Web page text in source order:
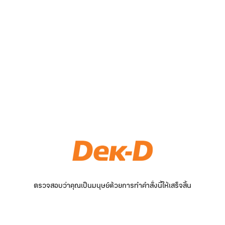
ตรวจสอบว่าคุณเป็นมนุษย์ด้วยการทำคำสั่งนี้ให้เสร็จสิ้น